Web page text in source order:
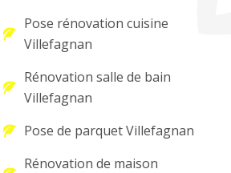
Pose rénovation cuisine
Villefagnan
Rénovation salle de bain
Villefagnan
Pose de parquet Villefagnan
Rénovation de maison